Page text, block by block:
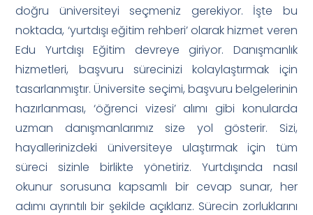
doğru üniversiteyi seçmeniz gerekiyor. İşte bu
noktada, ‘yurtdışı eğitim rehberi’ olarak hizmet veren
Edu Yurtdışı Eğitim devreye giriyor. Danışmanlık
hizmetleri, başvuru sürecinizi kolaylaştırmak için
tasarlanmıştır. Üniversite seçimi, başvuru belgelerinin
hazırlanması, ‘öğrenci vizesi’ alımı gibi konularda
uzman danışmanlarımız size yol gösterir. Sizi,
hayallerinizdeki üniversiteye ulaştırmak için tüm
süreci sizinle birlikte yönetiriz. Yurtdışında nasıl
okunur sorusuna kapsamlı bir cevap sunar, her
adımı ayrıntılı bir şekilde açıklarız. Sürecin zorluklarını